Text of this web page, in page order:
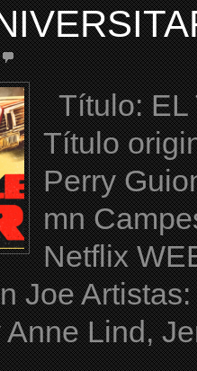
Título: EL
Título
Perry
mn
Netflix
Joe
Anne Lind,